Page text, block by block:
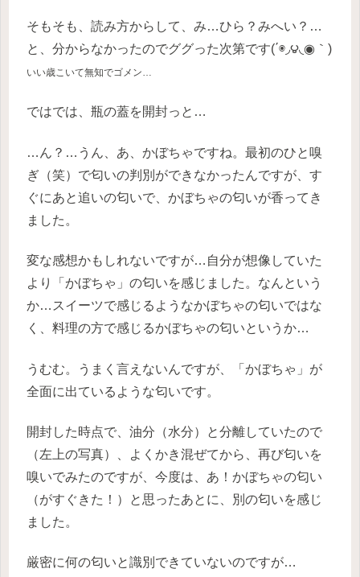
そもそも、読み方からして、み…ひら？みへい？…
と、分からなかったのでググった次第です(΄◉◞౪◟◉｀)
いい歳こいて無知でゴメン…
ではでは、瓶の蓋を開封っと…
…ん？…うん、あ、かぼちゃですね。最初のひと嗅
ぎ（笑）で匂いの判別ができなかったんですが、す
ぐにあと追いの匂いで、かぼちゃの匂いが香ってき
ました。
変な感想かもしれないですが…自分が想像していた
より「かぼちゃ」の匂いを感じました。なんという
か…スイーツで感じるようなかぼちゃの匂いではな
く、料理の方で感じるかぼちゃの匂いというか…
うむむ。うまく言えないんですが、「かぼちゃ」が
全面に出ているような匂いです。
開封した時点で、油分（水分）と分離していたので
（左上の写真）、よくかき混ぜてから、再び匂いを
嗅いでみたのですが、今度は、あ！かぼちゃの匂い
（がすぐきた！）と思ったあとに、別の匂いを感じ
ました。
厳密に何の匂いと識別できていないのですが…